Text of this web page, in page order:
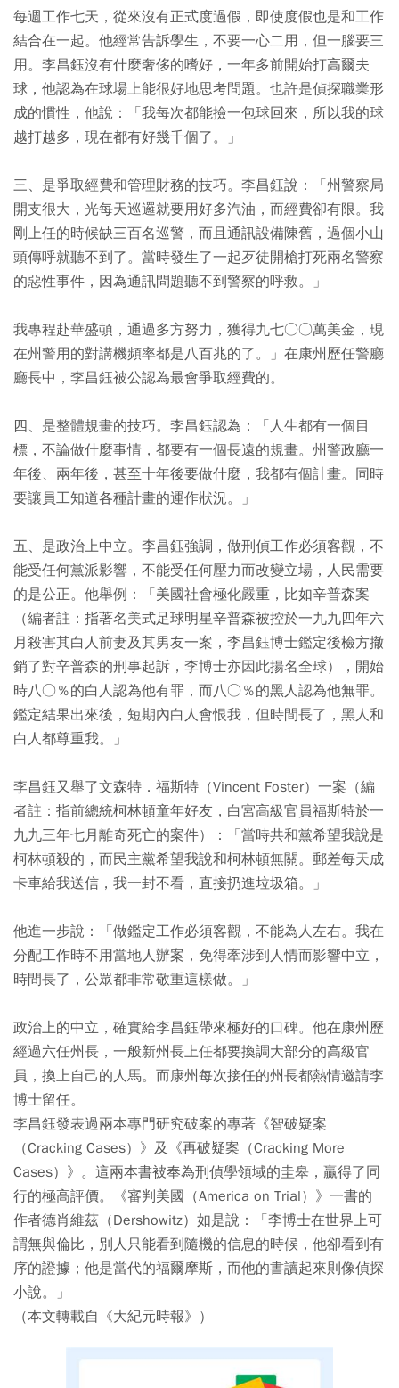
每週工作七天，從來沒有正式度過假，即使度假也是和工作
結合在一起。他經常告訴學生，不要一心二用，但一腦要三
用。李昌鈺沒有什麼奢侈的嗜好，一年多前開始打高爾夫
球，他認為在球場上能很好地思考問題。也許是偵探職業形
成的慣性，他說：「我每次都能撿一包球回來，所以我的球
越打越多，現在都有好幾千個了。」
三、是爭取經費和管理財務的技巧。李昌鈺說：「州警察局
開支很大，光每天巡邏就要用好多汽油，而經費卻有限。我
剛上任的時候缺三百名巡警，而且通訊設備陳舊，過個小山
頭傳呼就聽不到了。當時發生了一起歹徒開槍打死兩名警察
的惡性事件，因為通訊問題聽不到警察的呼救。」
我專程赴華盛頓，通過多方努力，獲得九七○○萬美金，現
在州警用的對講機頻率都是八百兆的了。」在康州歷任警廳
廳長中，李昌鈺被公認為最會爭取經費的。
四、是整體規畫的技巧。李昌鈺認為：「人生都有一個目
標，不論做什麼事情，都要有一個長遠的規畫。州警政廳一
年後、兩年後，甚至十年後要做什麼，我都有個計畫。同時
要讓員工知道各種計畫的運作狀況。」
五、是政治上中立。李昌鈺強調，做刑偵工作必須客觀，不
能受任何黨派影響，不能受任何壓力而改變立場，人民需要
的是公正。他舉例：「美國社會極化嚴重，比如辛普森案
（編者註：指著名美式足球明星辛普森被控於一九九四年六
月殺害其白人前妻及其男友一案，李昌鈺博士鑑定後檢方撤
銷了對辛普森的刑事起訴，李博士亦因此揚名全球），開始
時八○％的白人認為他有罪，而八○％的黑人認為他無罪。
鑑定結果出來後，短期內白人會恨我，但時間長了，黑人和
白人都尊重我。」
李昌鈺又舉了文森特．福斯特（Vincent Foster）一案（編
者註：指前總統柯林頓童年好友，白宮高級官員福斯特於一
九九三年七月離奇死亡的案件）：「當時共和黨希望我說是
柯林頓殺的，而民主黨希望我說和柯林頓無關。郵差每天成
卡車給我送信，我一封不看，直接扔進垃圾箱。」
他進一步說：「做鑑定工作必須客觀，不能為人左右。我在
分配工作時不用當地人辦案，免得牽涉到人情而影響中立，
時間長了，公眾都非常敬重這樣做。」
政治上的中立，確實給李昌鈺帶來極好的口碑。他在康州歷
經過六任州長，一般新州長上任都要換調大部分的高級官
員，換上自己的人馬。而康州每次接任的州長都熱情邀請李
博士留任。
李昌鈺發表過兩本專門研究破案的專著《智破疑案
（Cracking Cases）》及《再破疑案（Cracking More
Cases）》。這兩本書被奉為刑偵學領域的圭皋，贏得了同
行的極高評價。《審判美國（America on Trial）》一書的
作者德肖維茲（Dershowitz）如是說：「李博士在世界上可
謂無與倫比，別人只能看到隨機的信息的時候，他卻看到有
序的證據；他是當代的福爾摩斯，而他的書讀起來則像偵探
小說。」
（本文轉載自《大紀元時報》）